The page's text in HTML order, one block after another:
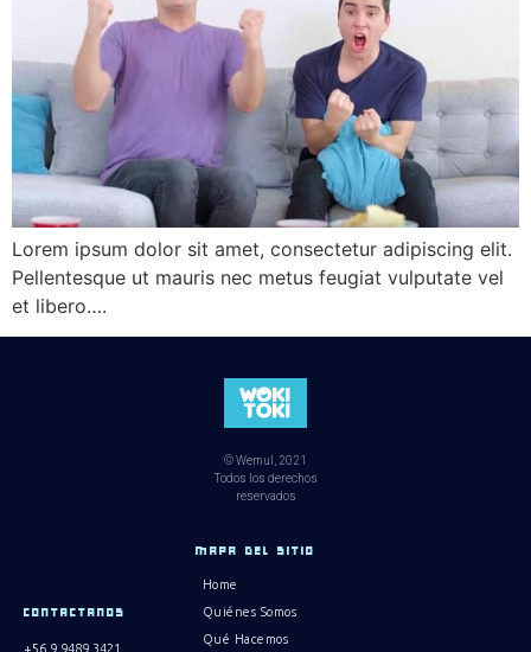
Lorem ipsum dolor sit amet, consectetur adipiscing elit.
Pellentesque ut mauris nec metus feugiat vulputate vel
et libero….
© Wemul, 2021
Todos los derechos
reservados
CONTACTANOS
+56 9 9489 3421
MAPA DEL SITIO
Home
Quiénes Somos
Qué Hacemos